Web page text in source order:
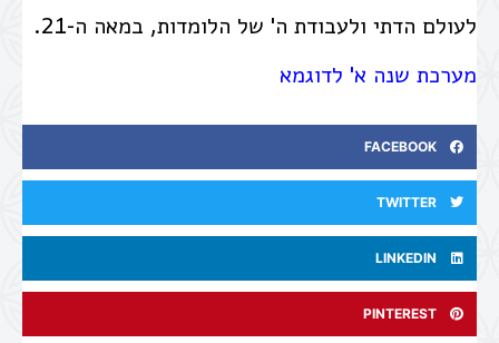
לעולם הדתי ולעבודת ה' של הלומדות, במאה ה-21.
מערכת שנה א' לדוגמא
FACEBOOK
TWITTER
LINKEDIN
PINTEREST